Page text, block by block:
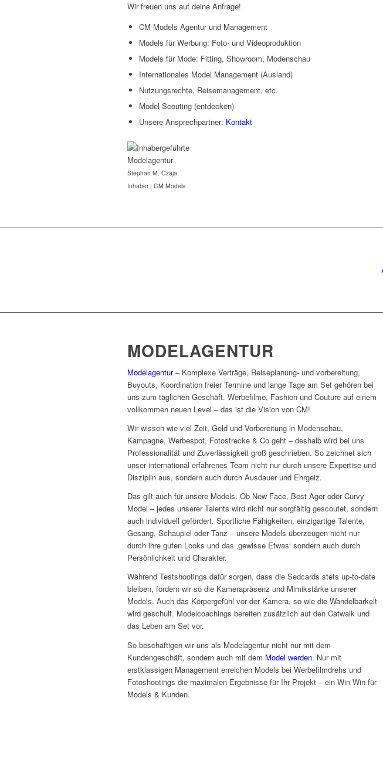
Wir freuen uns auf deine Anfrage!
CM Models Agentur und Management
Models für Werbung: Foto- und Videoproduktion
Models für Mode: Fitting, Showroom, Modenschau
Internationales Model Management (Ausland)
Nutzungsrechte, Reisemanagement, etc.
Model Scouting (entdecken)
Unsere Ansprechpartner: Kontakt
Stephan M. Czaja
Inhaber | CM Models
MODELAGENTUR
Modelagentur– Komplexe Verträge, Reiseplanung- und vorbereitung,
Buyouts, Koordination freier Termine und lange Tage am Set gehören bei
uns zum täglichen Geschäft. Werbefilme, Fashion und Couture auf einem
vollkommen neuen Level – das ist die Vision von CM!
Wir wissen wie viel Zeit, Geld und Vorbereitung in Modenschau,
Kampagne, Werbespot, Fotostrecke & Co geht – deshalb wird bei uns
Professionalität und Zuverlässigkeit groß geschrieben. So zeichnet sich
unser international erfahrenes Team nicht nur durch unsere Expertise und
Disziplin aus, sondern auch durch Ausdauer und Ehrgeiz.
Das gilt auch für unsere Models. Ob New Face, Best Ager oder Curvy
Model – jedes unserer Talents wird nicht nur sorgfältig gescoutet, sondern
auch individuell gefördert. Sportliche Fähigkeiten, einzigartige Talente,
Gesang, Schaupiel oder Tanz – unsere Models überzeugen nicht nur
durch ihre guten Looks und das ‚gewisse Etwas‘ sondern auch durch
Persönlichkeit und Charakter.
Während Testshootings dafür sorgen, dass die Sedcards stets up-to-date
bleiben, fördern wir so die Kamerapräsenz und Mimikstärke unserer
Models. Auch das Körpergefühl vor der Kamera, so wie die Wandelbarkeit
wird geschult. Modelcoachings bereiten zusätzlich auf den Catwalk und
das Leben am Set vor.
So beschäftigen wir uns als Modelagentur nicht nur mit dem
Kundengeschäft, sondern auch mit dem Model werden. Nur mit
erstklassigen Management erreichen Models bei Werbefilmdrehs und
Fotoshootings die maximalen Ergebnisse für Ihr Projekt – ein Win Win für
Models & Kunden.